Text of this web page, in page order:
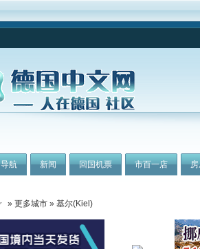
导航 新闻 回国机票 市百一店
» 更多城市 » 基尔(Kiel)